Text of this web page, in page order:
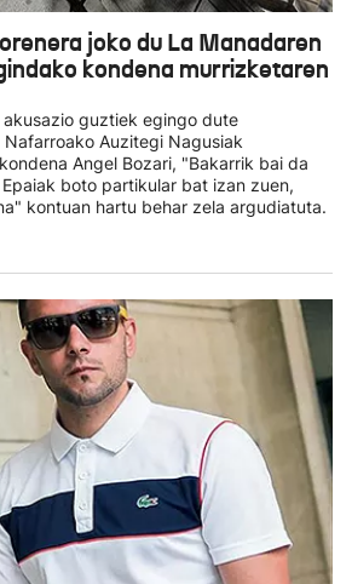
joko du La Manadaren
kondena murrizketaren
guztiek egingo dute
Auzitegi Nagusiak
Angel Bozari, "Bakarrik bai da
boto partikular bat izan zuen,
kontuan hartu behar zela argudiatuta.